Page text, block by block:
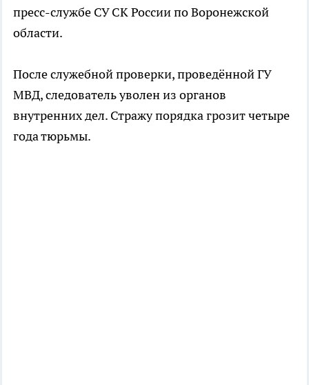
пресс-службе СУ СК России по Воронежской
области.
После служебной проверки, проведённой ГУ
МВД, следователь уволен из органов
внутренних дел. Стражу порядка грозит четыре
года тюрьмы.